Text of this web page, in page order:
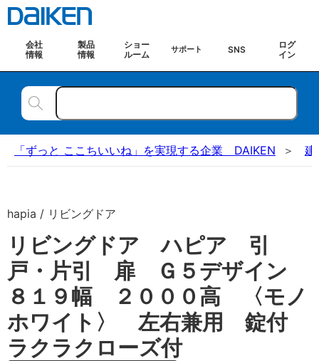
会社
情報
製品
情報
ショー
ルーム
サポート SNS
ログ
イン
「ずっと ここちいいね」を実現する企業 DAIKEN 建
hapia / リビングドア
リビングドア ハピア 引
戸・片引 扉 Ｇ５デザイン
８１９幅 ２０００高 〈モノ
ホワイト〉 左右兼用 錠付
ラクラクローズ付